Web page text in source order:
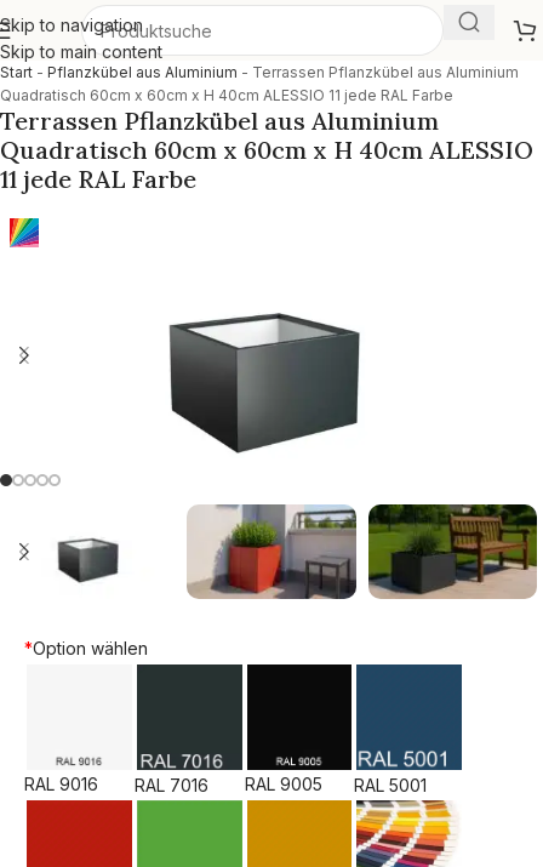
Skip to navigation
Skip to main content
Start - Pflanzkübel aus Aluminium - Terrassen Pflanzkübel aus Aluminium
Quadratisch 60cm x 60cm x H 40cm ALESSIO 11 jede RAL Farbe
Terrassen Pflanzkübel aus Aluminium
Quadratisch 60cm x 60cm x H 40cm ALESSIO
11 jede RAL Farbe
*Option wählen
RAL 9016 RAL 7016 RAL 9005 RAL 5001